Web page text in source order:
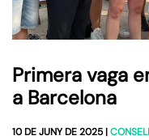
Primera vaga
a Barcelona
10 DE JUNY DE 2025 |